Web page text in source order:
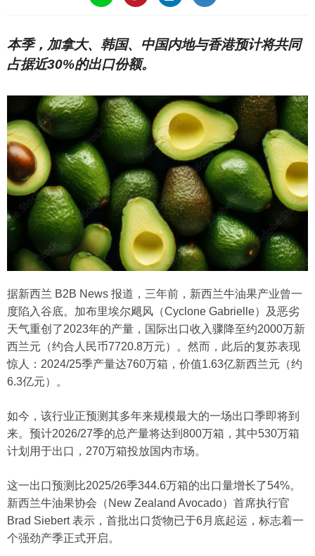
本季，加拿大、韩国、中国内地与香港预计将共同
占据近30%的出口份额。
据新西兰 B2B News 报道，三年前，新西兰牛油果产业曾一
度陷入谷底。加布里埃尔飓风（Cyclone Gabrielle）及恶劣
天气重创了2023年的产量，国际出口收入骤降至约2000万新
西兰元（约合人民币7720.8万元）。然而，此后的复苏表现
惊人：2024/25季产量达760万箱，价值1.63亿新西兰元（约
6.3亿元）。
如今，该行业正预测其多年来规模最大的一场出口季即将到
来。预计2026/27季的总产量将达到800万箱，其中530万箱
计划用于出口，270万箱投放国内市场。
这一出口预测比2025/26季344.6万箱的出口量增长了54%。
新西兰牛油果协会（New Zealand Avocado）首席执行官
Brad Siebert 表示，首批出口货物已于6月底起运，标志着一
个强劲产季正式开启。